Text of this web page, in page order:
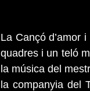
La Cançó d’amor
quadres i un teló
la música del
la companyia del